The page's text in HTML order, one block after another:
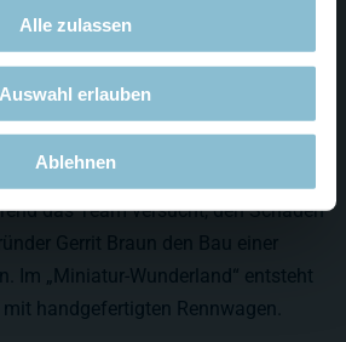
Alle zulassen
Auswahl erlauben
Ablehnen
und LEDs: Die größte
der Welt ist vollgepackt mit
das Team versucht, den Schaden
Gerrit Braun den Bau einer
Im „Miniatur-Wunderland“ entsteht
handgefertigten Rennwagen.